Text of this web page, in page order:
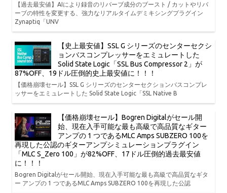
【過去最安値】AIにより録音のリバーブ成分のブースト / カットやリバ
ーブの特性を変更する、強力なリアルタイムデミキシングプラグイン
Zynaptiq「UNV
【史上最安値】SSL G シリーズのセンターセクシ
ョンバスコンプレッサーをエミュレートした
Solid State Logic「SSL Bus Compressor 2」が
87%OFF、19ドル圧倒的史上最安値に！！！
【価格崩壊セール】SSL G シリーズのセンターセクションバスコンプレ
ッサーをエミュレートした Solid State Logic「SSL Native B
【価格崩壊セール】Bogren Digitalがセール開
始、現在入手可能な最も高級で高品質なギター
アンプの 1 つであるMLC Amps SUBZERO 100を
再現した公認のギターアンプシミュレーションプラグイン
「MLC S_Zero 100」が82%OFF、17ドル圧倒的過去最安値
に！！！
Bogren Digitalがセール開始、現在入手可能な最も高級で高品質なギタ
ー アンプの 1 つであるMLC Amps SUBZERO 100を再現した公認